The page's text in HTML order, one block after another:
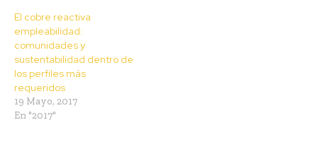
El cobre reactiva
empleabilidad:
comunidades y
sustentabilidad dentro de
los perfiles más
requeridos
19 Mayo, 2017
En "2017"